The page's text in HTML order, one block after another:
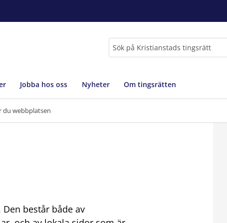
Jobba hos oss Nyheter Om tingsrätten
du webbplatsen
består både av